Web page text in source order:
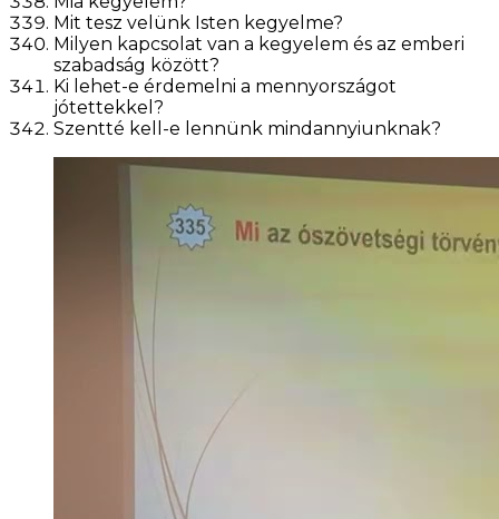
Mit tesz velünk Isten kegyelme?
Milyen kapcsolat van a kegyelem és az emberi
szabadság között?
Ki lehet-e érdemelni a mennyországot
jótettekkel?
Szentté kell-e lennünk mindannyiunknak?